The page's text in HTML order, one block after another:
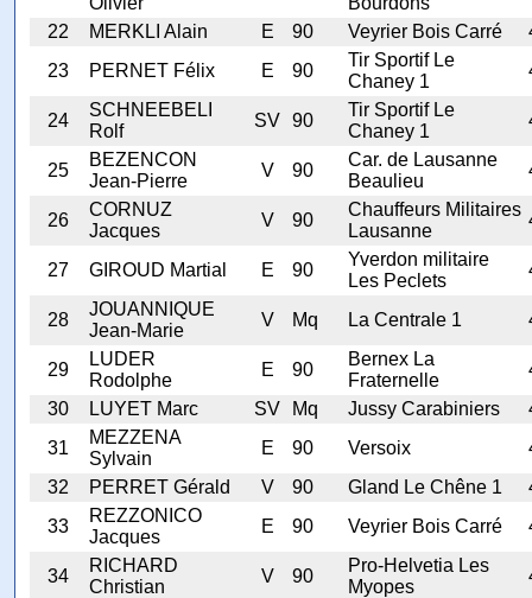
22
MERKLI Alain E 90 Veyrier Bois Carré
23
PERNET Félix E 90
Tir Sportif Le
Chaney 1
24
SCHNEEBELI
Rolf
SV 90
Tir Sportif Le
Chaney 1
25
BEZENCON
Jean-Pierre
V 90
Car. de Lausanne
Beaulieu
26
CORNUZ
Jacques
V 90
Chauffeurs Militaires
Lausanne
27 GIROUD Martial E 90
Yverdon militaire
Les Peclets
28
JOUANNIQUE
Jean-Marie
V Mq La Centrale 1
29
LUDER
Rodolphe
E 90
Bernex La
Fraternelle
30
LUYET Marc SV Mq Jussy Carabiniers
31
MEZZENA
Sylvain
E 90 Versoix
32
PERRET Gérald V 90 Gland Le Chêne 1
33
REZZONICO
Jacques
E 90 Veyrier Bois Carré
34
RICHARD
Christian
V 90
Pro-Helvetia Les
Myopes